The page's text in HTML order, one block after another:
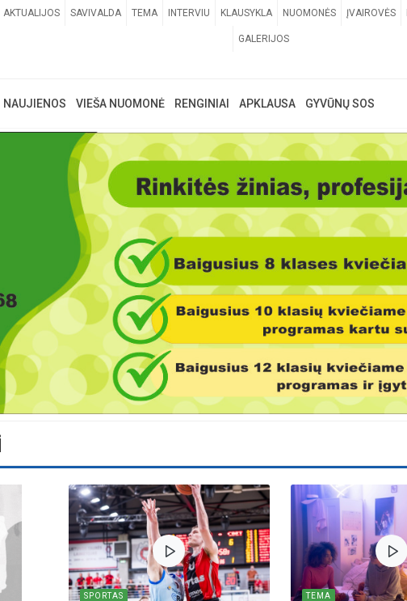
AKTUALIJOS SAVIVALDA TEMA INTERVIU KLAUSYKLA NUOMONĖS ĮVAIROVĖS
GALERIJOS
NAUJIENOS VIEŠA NUOMONĖ RENGINIAI APKLAUSA GYVŪNŲ SOS
SPORTAS TEMA